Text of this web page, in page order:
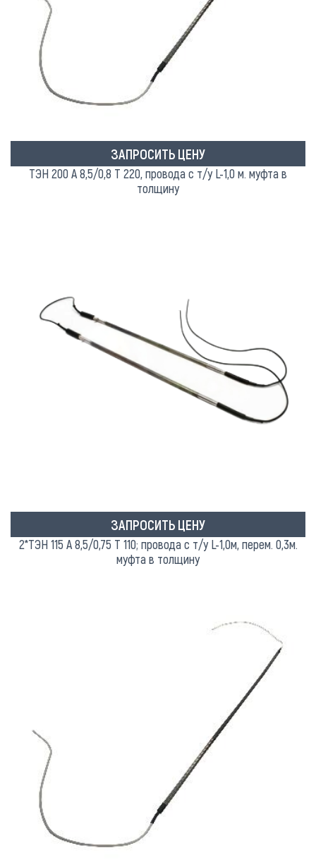
ЗАПРОСИТЬ ЦЕНУ
ТЭН 200 А 8,5/0,8 Т 220, провода с т/у L-1,0 м. муфта в
толщину
ЗАПРОСИТЬ ЦЕНУ
2*ТЭН 115 А 8,5/0,75 Т 110; провода с т/у L-1,0м, перем. 0,3м.
муфта в толщину